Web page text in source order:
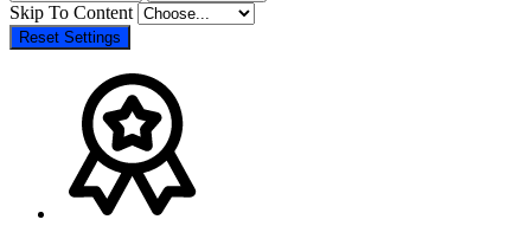
Skip To Content
Reset Settings